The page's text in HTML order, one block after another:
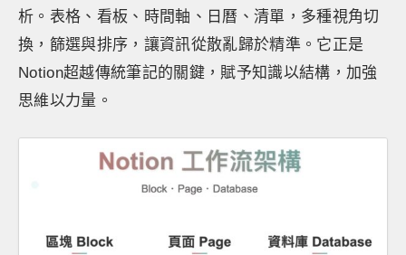
析。表格、看板、時間軸、日曆、清單，多種視角切
換，篩選與排序，讓資訊從散亂歸於精準。它正是
Notion超越傳統筆記的關鍵，賦予知識以結構，加強
思維以力量。